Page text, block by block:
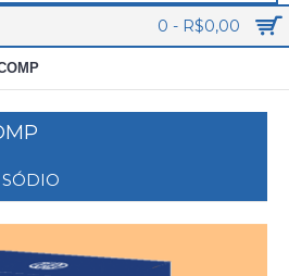
0 - R$0,00